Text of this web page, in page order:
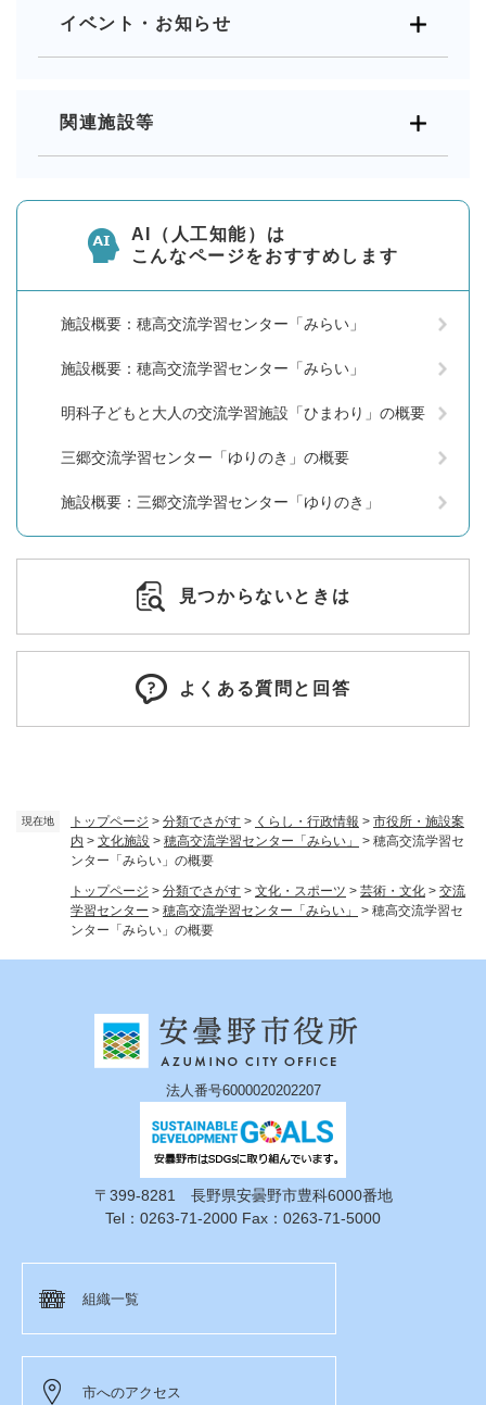
現在地 トップページ > 分類でさがす > くらし・行政情報 > 市役所・施設案
内 > 文化施設 > 穂高交流学習センター「みらい」 > 穂高交流学習セ
ンター「みらい」の概要
トップページ > 分類でさがす > 文化・スポーツ > 芸術・文化 > 交流
学習センター > 穂高交流学習センター「みらい」 > 穂高交流学習セ
ンター「みらい」の概要
イベント・お知らせ
関連施設等
AI（人工知能）は
こんなページをおすすめします
施設概要：穂高交流学習センター「みらい」
施設概要：穂高交流学習センター「みらい」
明科子どもと大人の交流学習施設「ひまわり」の概要
三郷交流学習センター「ゆりのき」の概要
施設概要：三郷交流学習センター「ゆりのき」
見つからないときは
よくある質問と回答
法人番号6000020202207
〒399-8281 長野県安曇野市豊科6000番地
Tel：0263-71-2000 Fax：0263-71-5000
組織一覧
市へのアクセス